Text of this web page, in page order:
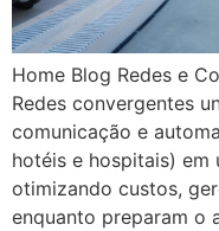
Home Blog Redes e
Redes convergentes
comunicação e
hotéis e hospitais) em
otimizando custos,
enquanto preparam o